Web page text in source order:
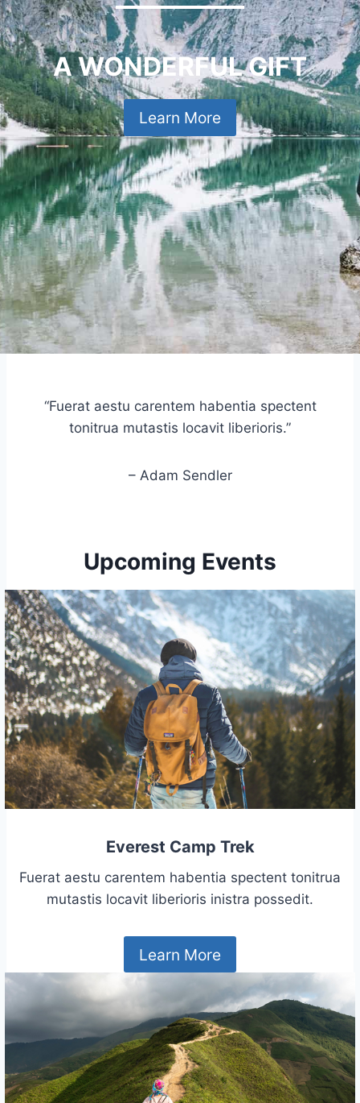
A WONDERFUL GIFT
Learn More
“Fuerat aestu carentem habentia spectent
tonitrua mutastis locavit liberioris.”
– Adam Sendler
Upcoming Events
Everest Camp Trek
Fuerat aestu carentem habentia spectent tonitrua
mutastis locavit liberioris inistra possedit.
Learn More